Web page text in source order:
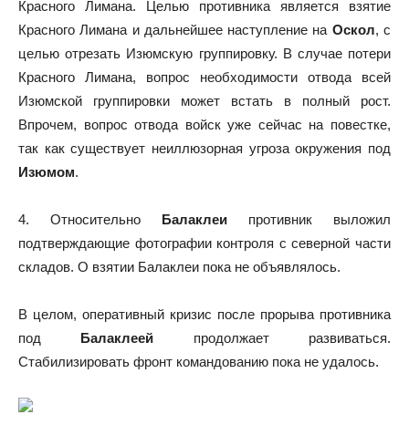
Красного Лимана. Целью противника является взятие
Красного Лимана и дальнейшее наступление на Оскол, с
целью отрезать Изюмскую группировку. В случае потери
Красного Лимана, вопрос необходимости отвода всей
Изюмской группировки может встать в полный рост.
Впрочем, вопрос отвода войск уже сейчас на повестке,
так как существует неиллюзорная угроза окружения под
Изюмом.
4. Относительно Балаклеи противник выложил
подтверждающие фотографии контроля с северной части
складов. О взятии Балаклеи пока не объявлялось.
В целом, оперативный кризис после прорыва противника
под Балаклеей продолжает развиваться.
Стабилизировать фронт командованию пока не удалось.